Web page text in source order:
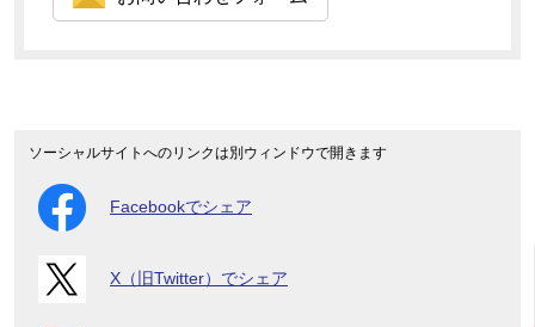
ソーシャルサイトへのリンクは別ウィンドウで開きます
Facebookでシェア
X（旧Twitter）でシェア